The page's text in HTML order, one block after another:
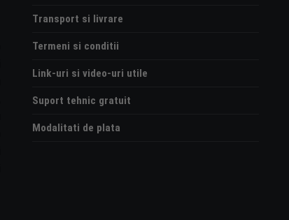
Transport si livrare
Termeni si conditii
Link-uri si video-uri utile
Suport tehnic gratuit
Modalitati de plata